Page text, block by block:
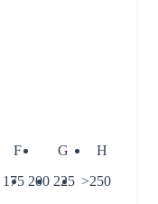
F G
H
175 200 225 >250